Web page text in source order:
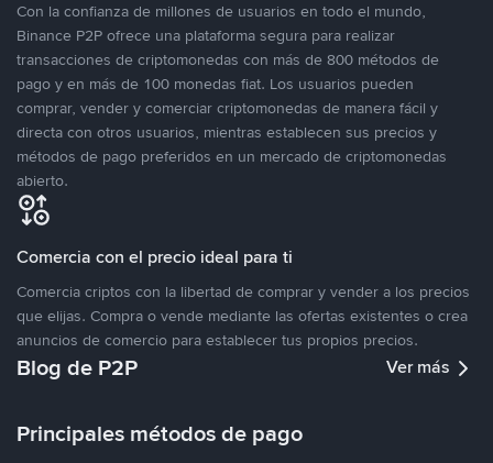
Con la confianza de millones de usuarios en todo el mundo,
Binance P2P ofrece una plataforma segura para realizar
transacciones de criptomonedas con más de 800 métodos de
pago y en más de 100 monedas fiat. Los usuarios pueden
comprar, vender y comerciar criptomonedas de manera fácil y
directa con otros usuarios, mientras establecen sus precios y
métodos de pago preferidos en un mercado de criptomonedas
abierto.
Comercia con el precio ideal para ti
Comercia criptos con la libertad de comprar y vender a los precios
que elijas. Compra o vende mediante las ofertas existentes o crea
anuncios de comercio para establecer tus propios precios.
Blog de P2P Ver más
Principales métodos de pago